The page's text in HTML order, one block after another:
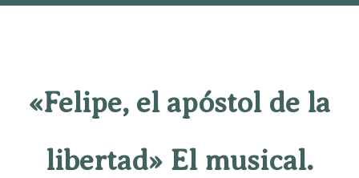
«Felipe, el apóstol de la
libertad» El musical.